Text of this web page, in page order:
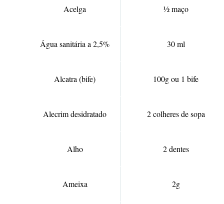
Acelga ½ maço
Água sanitária a 2,5% 30 ml
Alcatra (bife) 100g ou 1 bife
Alecrim desidratado 2 colheres de sopa
Alho 2 dentes
Ameixa 2g